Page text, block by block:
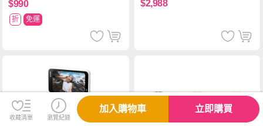
$990
折 免運
$2,988
收藏清單 瀏覽紀錄
加入購物車 立即購買